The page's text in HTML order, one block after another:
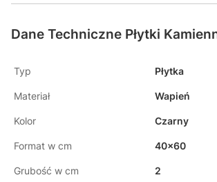
Dane Techniczne Płytki
Typ Płytka
Materiał Wapień
Kolor Czarny
Format w cm 40x60
Grubość w cm 2